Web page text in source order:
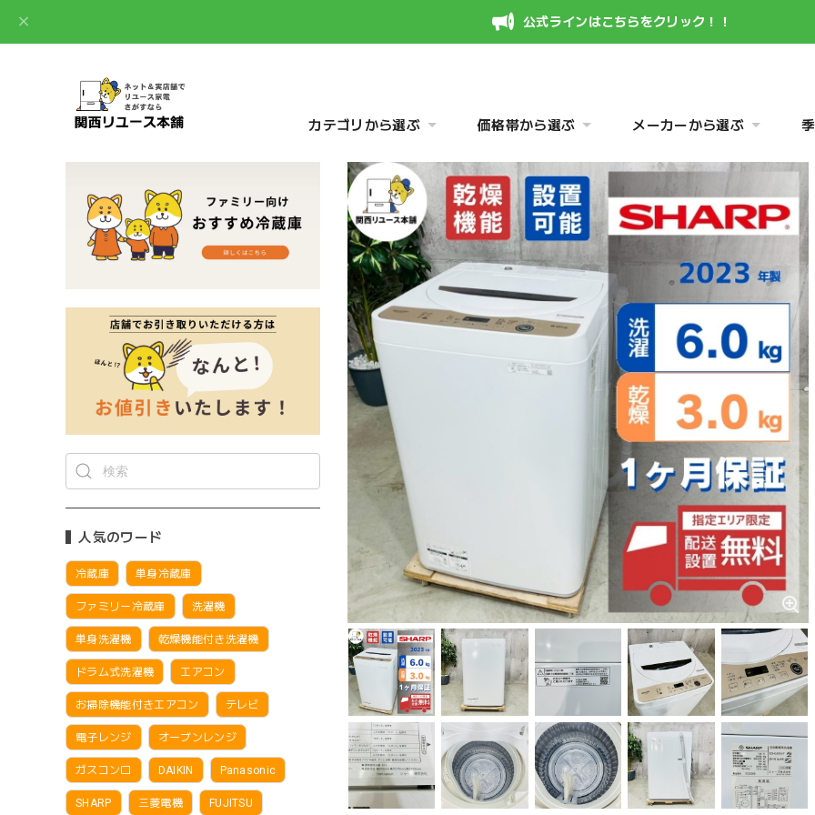
公式ラインはこちらをクリック！！
カテゴリから選ぶ 価格帯から選ぶ メーカーから選ぶ
人気のワード
冷蔵庫 単身冷蔵庫
ファミリー冷蔵庫 洗濯機
単身洗濯機 乾燥機能付き洗濯機
ドラム式洗濯機 エアコン
お掃除機能付きエアコン テレビ
電子レンジ オーブンレンジ
ガスコンロ DAIKIN Panasonic
SHARP 三菱電機 FUJITSU